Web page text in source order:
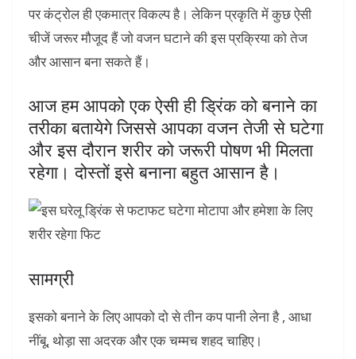
पर कंट्रोल ही एकमात्र विकल्प है। लेकिन प्रकृति में कुछ ऐसी
चीजें जरूर मौजूद हैं जो वजन घटाने की इस प्रक्रिया को तेज
और आसान बना सकते हैं।
आज हम आपको एक ऐसी ही ड्रिंक को बनाने का
तरीका बतायेगे जिससे आपका वजन तेजी से घटेगा
और इस दौरान शरीर को जरूरी पोषण भी मिलता
रहेगा। दोस्तों इसे बनाना बहुत आसान है।
सामग्री
इसको बनाने के लिए आपको दो से तीन कप पानी लेना है , आधा
नींबू, थोड़ा सा अदरक और एक चम्मच शहद चाहिए।